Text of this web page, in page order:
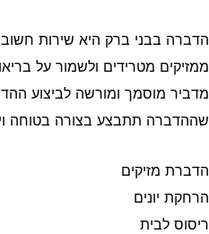
הדברה בבני ברק היא שירות חשוב
ממזיקים מטרידים ולשמור על
מדביר מוסמך ומורשה לביצוע
שההדברה תתבצע בצורה בטוחה
הדברת מזיקים
הרחקת יונים
ריסוס לבית